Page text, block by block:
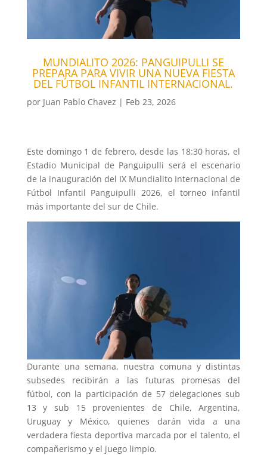
MUNDIALITO 2026: PANGUIPULLI SE
PREPARA PARA VIVIR UNA NUEVA FIESTA
DEL FÚTBOL INFANTIL INTERNACIONAL.
por Juan Pablo Chavez | Feb 23, 2026
Este domingo 1 de febrero, desde las 18:30 horas, el
Estadio Municipal de Panguipulli será el escenario
de la inauguración del IX Mundialito Internacional de
Fútbol Infantil Panguipulli 2026, el torneo infantil
más importante del sur de Chile.
Durante una semana, nuestra comuna y distintas
subsedes recibirán a las futuras promesas del
fútbol, con la participación de 57 delegaciones sub
13 y sub 15 provenientes de Chile, Argentina,
Uruguay y México, quienes darán vida a una
verdadera fiesta deportiva marcada por el talento, el
compañerismo y el juego limpio.